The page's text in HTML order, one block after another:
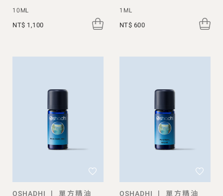
10ML
NT$ 1,100
1ML
NT$ 600
OSHADHI |
單方精油
OSHADHI |
單方精油